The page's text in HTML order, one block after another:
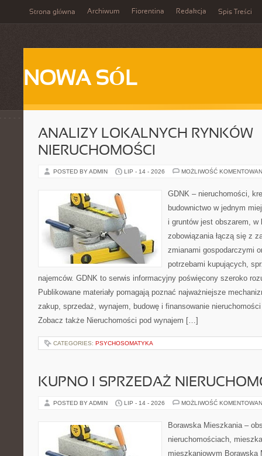
Strona główna Archiwum Fiorentina Redakcja Spis Treści
NOWA SÓL
ANALIZY LOKALNYCH RYNKÓW
NIERUCHOMOŚCI
POSTED BY ADMIN LIP - 14 - 2026 MOŻLIWOŚĆ
GDNK – nieruchomości,
budownictwo w jednym
i gruntów jest obszarem, w
zobowiązania łączą się z
zmianami gospodarczymi
potrzebami kupujących,
najemców. GDNK to serwis informacyjny poświęcony szeroko
Publikowane materiały pomagają poznać najważniejsze
zakup, sprzedaż, wynajem, budowę i finansowanie
Zobacz także Nieruchomości pod wynajem […]
CATEGORIES: PSYCHOSOMATYKA
KUPNO I SPRZEDAŻ
POSTED BY ADMIN LIP - 14 - 2026 MOŻLIWOŚĆ
Borawska Mieszkania –
nieruchomościach,
mieszkaniowym Borawska